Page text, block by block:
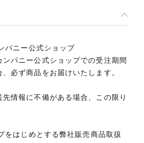
パニー公式ショップ
ンパニー公式ショップでの受注期間
必ず商品をお届けいたします。
情報に不備がある場合、この限り
をはじめとする弊社販売商品取扱